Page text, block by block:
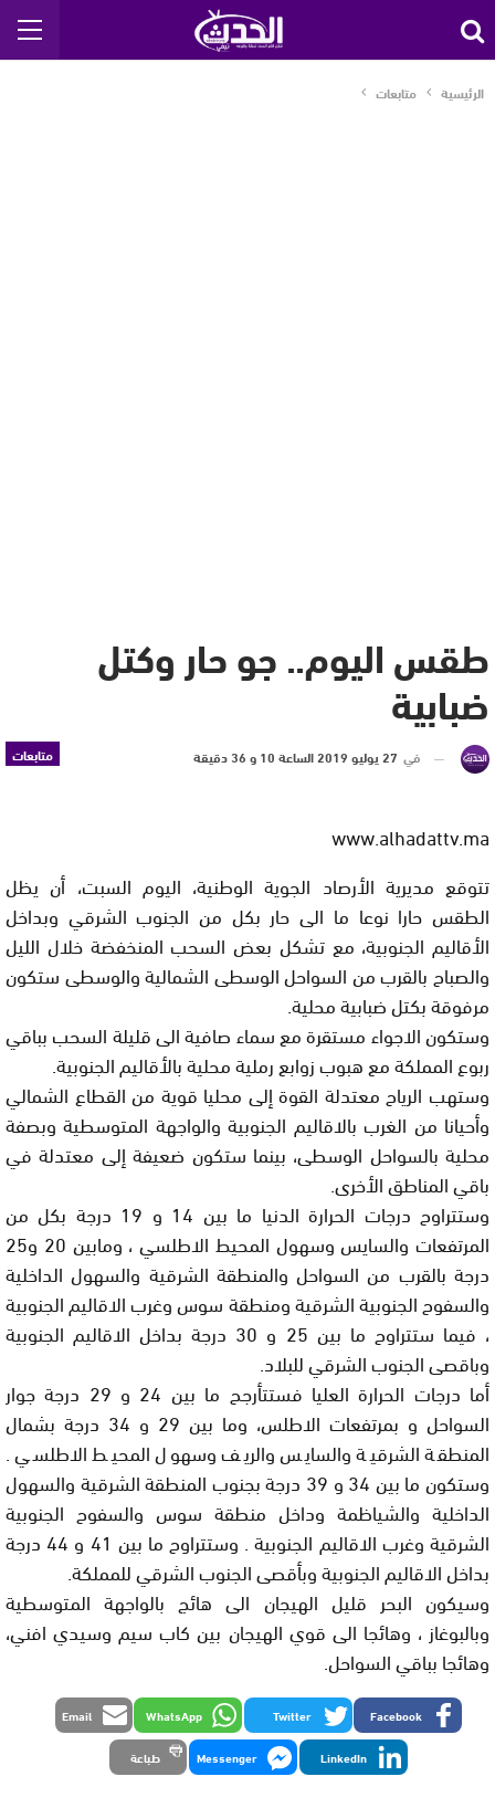
الرئيسية متابعات
طقس اليوم.. جو حار وكتل
ضبابية
متابعات في 27 يوليو 2019 الساعة 10 و 36 دقيقة
www.alhadattv.ma
تتوقع مديرية الأرصاد الجوية الوطنية، اليوم السبت، أن يظل
الطقس حارا نوعا ما الى حار بكل من الجنوب الشرقي وبداخل
الأقاليم الجنوبية، مع تشكل بعض السحب المنخفضة خلال الليل
والصباح بالقرب من السواحل الوسطى الشمالية والوسطى ستكون
مرفوقة بكتل ضبابية محلية.
وستكون الاجواء مستقرة مع سماء صافية الى قليلة السحب بباقي
ربوع المملكة مع هبوب زوابع رملية محلية بالأقاليم الجنوبية.
وستهب الرياح معتدلة القوة إلى محليا قوية من القطاع الشمالي
وأحيانا من الغرب بالاقاليم الجنوبية والواجهة المتوسطية وبصفة
محلية بالسواحل الوسطى، بينما ستكون ضعيفة إلى معتدلة في
باقي المناطق الأخرى.
وستتراوح درجات الحرارة الدنيا ما بين 14 و 19 درجة بكل من
المرتفعات والسايس وسهول المحيط الاطلسي ، ومابين 20 و25
درجة بالقرب من السواحل والمنطقة الشرقية والسهول الداخلية
والسفوح الجنوبية الشرقية ومنطقة سوس وغرب الاقاليم الجنوبية
، فيما ستتراوح ما بين 25 و 30 درجة بداخل الاقاليم الجنوبية
وباقصى الجنوب الشرقي للبلاد.
أما درجات الحرارة العليا فستتأرجح ما بين 24 و 29 درجة جوار
السواحل و بمرتفعات الاطلس، وما بين 29 و 34 درجة بشمال
المنطقة الشرقية والسايس والريف وسهول المحيط الاطلسي .
وستكون ما بين 34 و 39 درجة بجنوب المنطقة الشرقية والسهول
الداخلية والشياظمة وداخل منطقة سوس والسفوح الجنوبية
الشرقية وغرب الاقاليم الجنوبية . وستتراوح ما بين 41 و 44 درجة
بداخل الاقاليم الجنوبية وبأقصى الجنوب الشرقي للمملكة.
وسيكون البحر قليل الهيجان الى هائج بالواجهة المتوسطية
وبالبوغاز ، وهائجا الى قوي الهيجان بين كاب سيم وسيدي افني،
وهائجا بباقي السواحل.
Facebook
Twitter
WhatsApp
Email
LinkedIn
Messenger طباعة